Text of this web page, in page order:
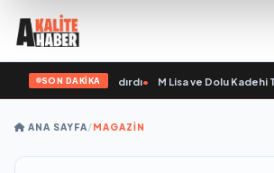
SON DAKİKA
Bir Marka Kazandırdı• M Lisa ve Dolu Kadehi
ANA SAYFA/MAGAZİN